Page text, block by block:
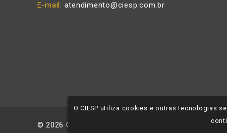
E-mail atendimento@ciesp.com.br
© 2026 CIESP - Todos os direitos reservados.
O CIESP utiliza cookies e outras tecnologias